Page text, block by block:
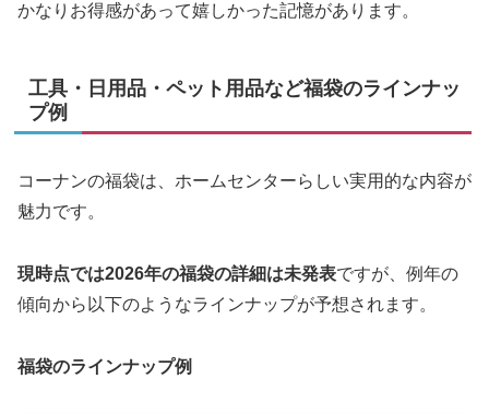
かなりお得感があって嬉しかった記憶があります。
工具・日用品・ペット用品など福袋のラインナッ
プ例
コーナンの福袋は、ホームセンターらしい実用的な内容が
魅力です。
現時点では2026年の福袋の詳細は未発表ですが、例年の
傾向から以下のようなラインナップが予想されます。
福袋のラインナップ例